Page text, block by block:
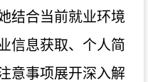
结合当前就业环境
信息获取、 个人简
意事项展开深入解